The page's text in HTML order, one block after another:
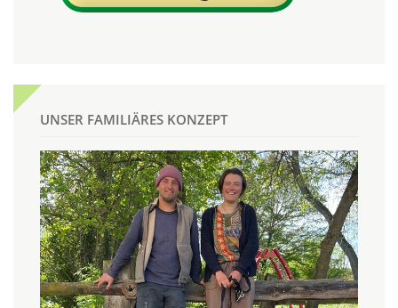
UNSER FAMILIÄRES KONZEPT